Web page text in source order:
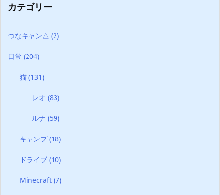
カテゴリー
つなキャン△ (2)
日常 (204)
猫(131)
レオ (83)
ルナ (59)
キャンプ(18)
ドライブ(10)
Minecraft(7)